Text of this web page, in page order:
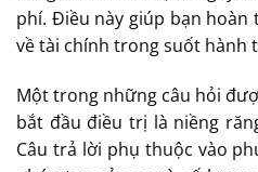
phí. Điều này giúp bạn hoàn
về tài chính trong suốt hành
Một trong những câu hỏi
bắt đầu điều trị là niềng
Câu trả lời phụ thuộc vào